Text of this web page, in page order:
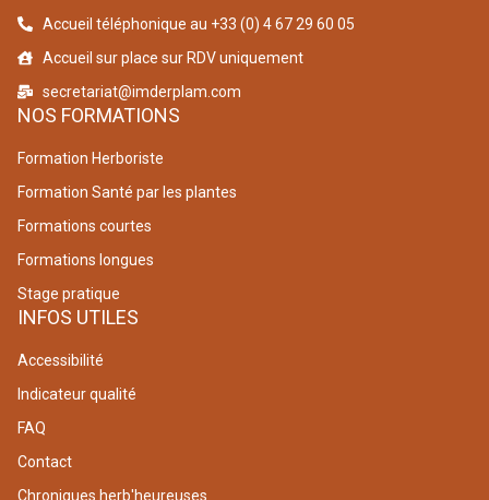
Accueil téléphonique au +33 (0) 4 67 29 60 05
Accueil sur place sur RDV uniquement
secretariat@imderplam.com
NOS FORMATIONS
Formation Herboriste
Formation Santé par les plantes
Formations courtes
Formations longues
Stage pratique
INFOS UTILES
Accessibilité
Indicateur qualité
FAQ
Contact
Chroniques herb'heureuses